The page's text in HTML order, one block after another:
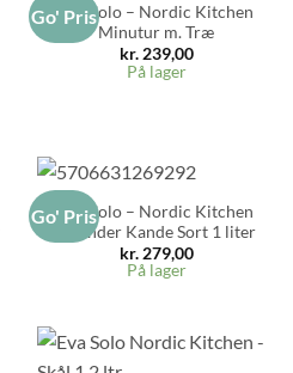
Go' PrisEva Solo – Nordic Kitchen
Minutur m. Træ
kr.239,00
På lager
Go' PrisEva Solo – Nordic Kitchen
Cylinder Kande Sort 1 liter
kr.279,00
På lager